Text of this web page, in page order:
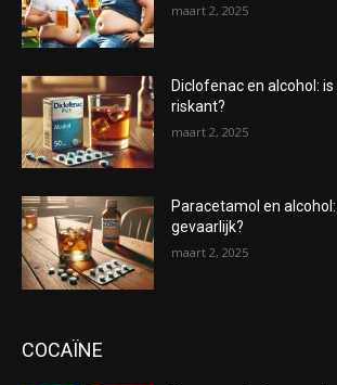
maart 2, 2025
Diclofenac en alcohol:
riskant?
maart 2, 2025
Paracetamol en
gevaarlijk?
maart 2, 2025
COCAÏNE